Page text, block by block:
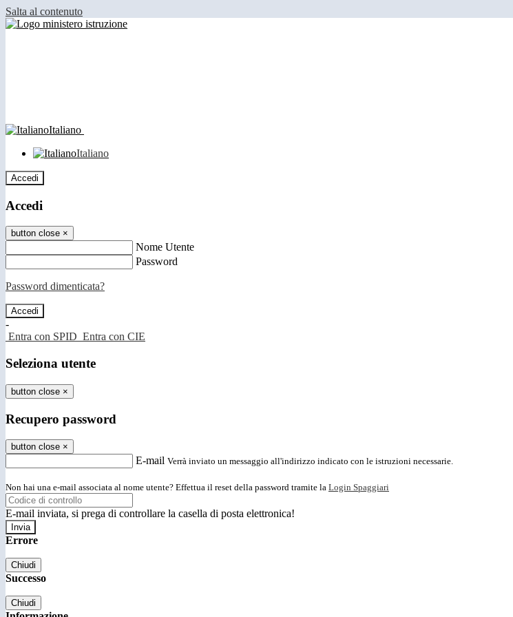
Salta al contenuto
Italiano
Italiano
Accedi
Accedi
button close ×
Nome Utente
Password
Password dimenticata?
-
Entra con SPID Entra con CIE
Seleziona utente
button close ×
Recupero password
button close ×
E-mail Verrà inviato un messaggio all'indirizzo indicato con le istruzioni necessarie.
Non hai una e-mail associata al nome utente? Effettua il reset della password tramite la Login Spaggiari
E-mail inviata, si prega di controllare la casella di posta elettronica!
Errore
Chiudi
Successo
Chiudi